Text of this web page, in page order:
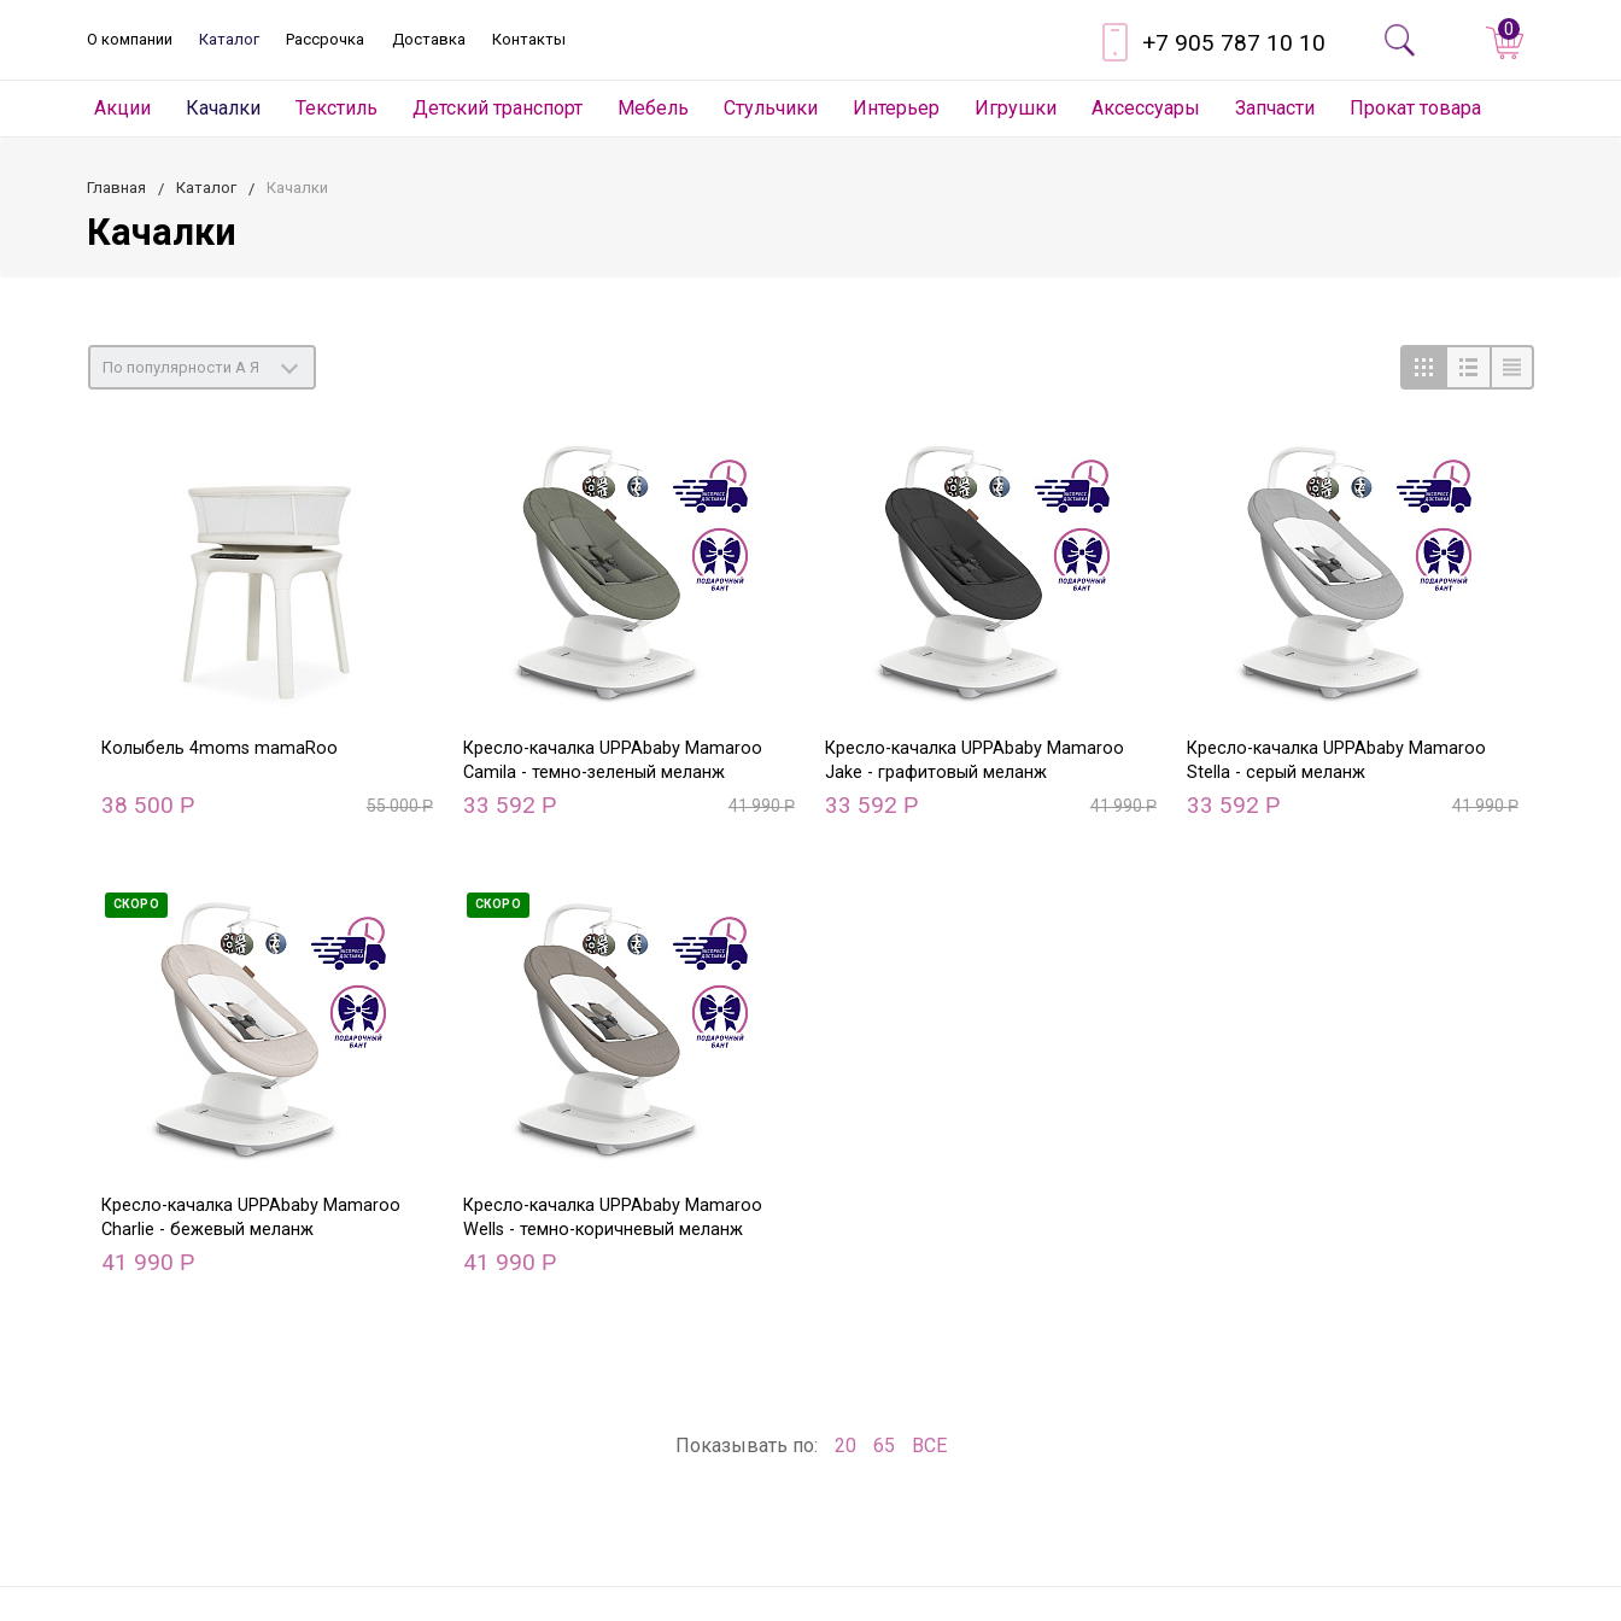
О компании Каталог Рассрочка Доставка Контакты +7 905 787 10 10 0
Акции Качалки Текстиль Детский транспорт Мебель Стульчики Интерьер Игрушки Аксессуары Запчасти Прокат товара
Главная Каталог Качалки
Качалки
По популярности А Я
Колыбель 4moms mamaRoo
38 500 Р 55 000Р
Кресло-качалка UPPAbaby Mamaroo
Camila - темно-зеленый меланж
33 592 Р 41 990Р
Кресло-качалка UPPAbaby Mamaroo
Jake - графитовый меланж
33 592 Р 41 990Р
Кресло-качалка UPPAbaby Mamaroo
Stella - серый меланж
33 592 Р 41 990Р
СКОРО
Кресло-качалка UPPAbaby Mamaroo
Charlie - бежевый меланж
41 990 Р
СКОРО
Кресло-качалка UPPAbaby Mamaroo
Wells - темно-коричневый меланж
41 990 Р
Показывать по: 20 65 ВСЕ